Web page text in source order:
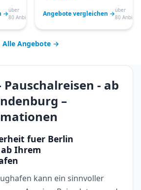
→über
80 Anbieter
Angebote vergleichen →über
80
Alle Angebote →
- ab
–
fuer Berlin
Ihrem
kann ein sinnvoller